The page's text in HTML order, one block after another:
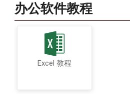
办公软件教程
Excel 教程